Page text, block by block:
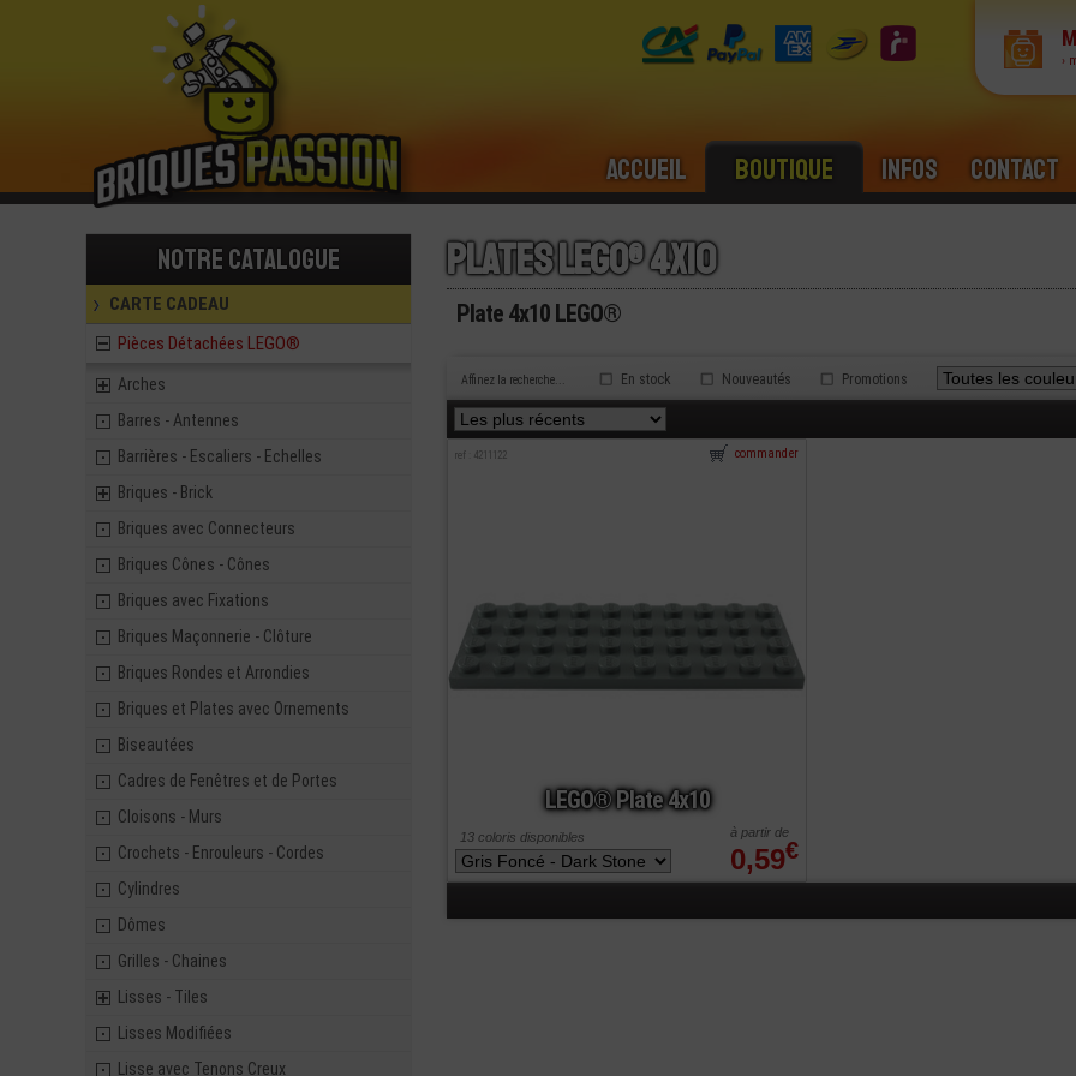
›
Accueil Boutique Infos Contact
Notre catalogue
CARTE CADEAU
Pièces Détachées LEGO®
Arches
Barres - Antennes
Barrières - Escaliers - Echelles
Briques - Brick
Briques avec Connecteurs
Briques Cônes - Cônes
Briques avec Fixations
Briques Maçonnerie - Clôture
Briques Rondes et Arrondies
Briques et Plates avec Ornements
Biseautées
Cadres de Fenêtres et de Portes
Cloisons - Murs
Crochets - Enrouleurs - Cordes
Cylindres
Dômes
Grilles - Chaines
Lisses - Tiles
Lisses Modifiées
Lisse avec Tenons Creux
Plates lego® 4x10
Plate 4x10 LEGO®
Affinez la recherche... En stock Nouveautés Promotions
LEGO® Plate 4x10
ref : 4211122
0,59€
à partir de
commander
13 coloris disponibles